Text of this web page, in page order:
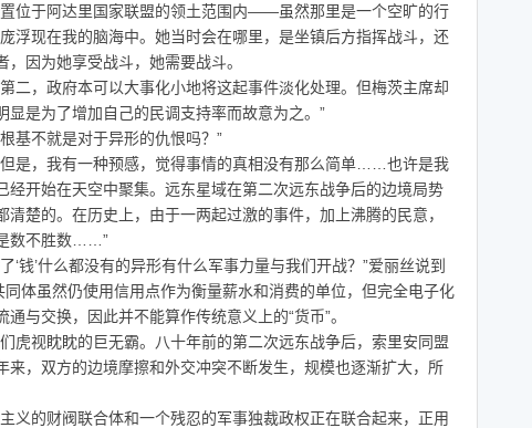
于阿达里国家联盟的领土范围内——虽然那里是一个空旷的行
浮现在我的脑海中。她当时会在哪里，是坐镇后方指挥战斗，还
因为她享受战斗，她需要战斗。
，政府本可以大事化小地将这起事件淡化处理。但梅茨主席却
显是为了增加自己的民调支持率而故意为之。”
不就是对于异形的仇恨吗？”
，我有一种预感，觉得事情的真相没有那么简单……也许是我
经开始在天空中聚集。远东星域在第二次远东战争后的边境局势
楚的。在历史上，由于一两起过激的事件，加上沸腾的民意，
数不胜数……”
’什么都没有的异形有什么军事力量与我们开战？”爱丽丝说到
同体虽然仍使用信用点作为衡量薪水和消费的单位，但完全电子化
与交换，因此并不能算作传统意义上的“货币”。
视眈眈的巨无霸。八十年前的第二次远东战争后，索里安同盟
来，双方的边境摩擦和外交冲突不断发生，规模也逐渐扩大，所
的财阀联合体和一个残忍的军事独裁政权正在联合起来，正用